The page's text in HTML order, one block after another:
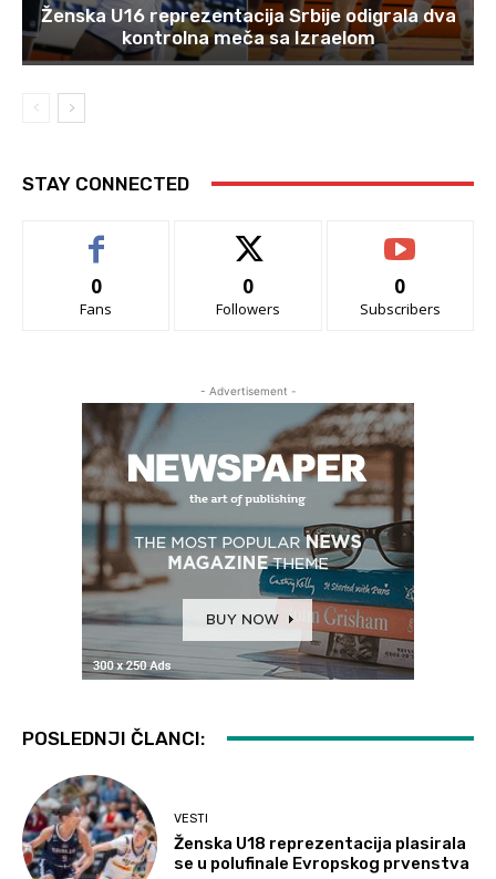
Ženska U16 reprezentacija Srbije odigrala dva
kontrolna meča sa Izraelom
STAY CONNECTED
0
Fans
0
Followers
0
Subscribers
- Advertisement -
POSLEDNJI ČLANCI:
VESTI
Ženska U18 reprezentacija plasirala
se u polufinale Evropskog prvenstva